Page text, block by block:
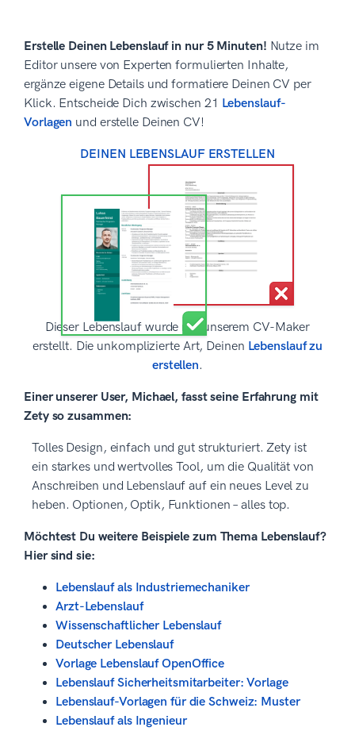
Erstelle Deinen Lebenslauf in nur 5 Minuten! Nutze im
Editor unsere von Experten formulierten Inhalte,
ergänze eigene Details und formatiere Deinen CV per
Klick. Entscheide Dich zwischen 21 Lebenslauf-
Vorlagen und erstelle Deinen CV!
DEINEN LEBENSLAUF ERSTELLEN
Dieser Lebenslauf wurde mit unserem CV-Maker
erstellt. Die unkomplizierte Art, Deinen Lebenslauf zu
erstellen.
Einer unserer User, Michael, fasst seine Erfahrung mit
Zety so zusammen:
Tolles Design, einfach und gut strukturiert. Zety ist
ein starkes und wertvolles Tool, um die Qualität von
Anschreiben und Lebenslauf auf ein neues Level zu
heben. Optionen, Optik, Funktionen – alles top.
Möchtest Du weitere Beispiele zum Thema Lebenslauf?
Hier sind sie:
Lebenslauf als Industriemechaniker
Arzt-Lebenslauf
Wissenschaftlicher Lebenslauf
Deutscher Lebenslauf
Vorlage Lebenslauf OpenOffice
Lebenslauf Sicherheitsmitarbeiter: Vorlage
Lebenslauf-Vorlagen für die Schweiz: Muster
Lebenslauf als Ingenieur